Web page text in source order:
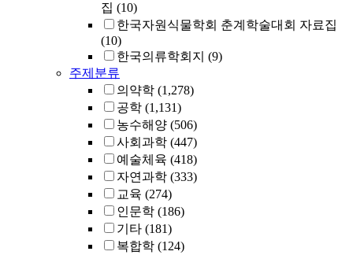
집 (10)
한국자원식물학회 춘계학술대회 자료집
(10)
한국의류학회지 (9)
주제분류
의약학 (1,278)
공학 (1,131)
농수해양 (506)
사회과학 (447)
예술체육 (418)
자연과학 (333)
교육 (274)
인문학 (186)
기타 (181)
복합학 (124)